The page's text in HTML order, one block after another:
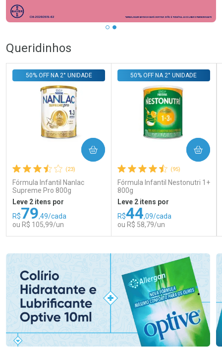
Queridinhos
(23)
Fórmula Infantil Nanlac
Supreme Pro 800g
50% OFF NA 2° UNIDADE
Leve 2 itens por
R$79,49/cada
ou R$ 105,99/un
COMPRAR
(95)
Fórmula Infantil Nestonutri 1+
800g
50% OFF NA 2° UNIDADE
Leve 2 itens por
R$44,09/cada
ou R$ 58,79/un
COMPRAR
Laboratório
Por Menos